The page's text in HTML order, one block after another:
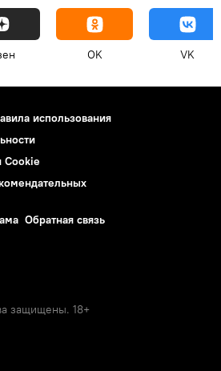
OK VK
использования
Cookie
Обратная связь
защищены. 18+